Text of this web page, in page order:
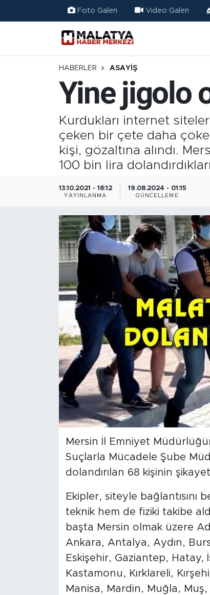
Foto Galeri Video Galeri
HABERLER ASAYIŞ
Yine jigolo
Kurdukları internet
çeken bir çete daha
kişi, gözaltına alındı.
100 bin lira
13.10.2021 - 18:12
YAYINLANMA
19.08.2024 - 01:15
GÜNCELLEME
Mersin İl Emniyet
Suçlarla Mücadele Şube
dolandırılan 68 kişinin
Ekipler, siteyle
teknik hem de fiziki takibe
başta Mersin olmak üzere
Ankara, Antalya, Aydın,
Eskişehir, Gaziantep,
Kastamonu, Kırklareli,
Manisa, Mardin, Muğla,
Türkiye
Ekonomi
Teknoloji
İş İlanları
Yazıhan
Yeşilyurt
Akçadağ
Battalgazi
Doğanşehir
Hekimhan